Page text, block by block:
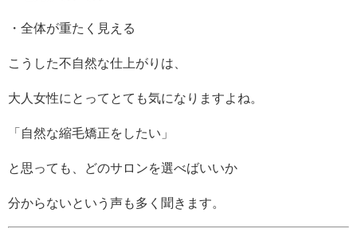
・全体が重たく見える
こうした不自然な仕上がりは、
大人女性にとってとても気になりますよね。
「自然な縮毛矯正をしたい」
と思っても、どのサロンを選べばいいか
分からないという声も多く聞きます。